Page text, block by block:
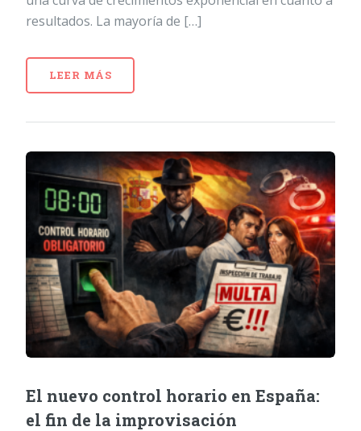
resultados. La mayoría de […]
LEER MÁS
El nuevo control horario en España:
el fin de la improvisación